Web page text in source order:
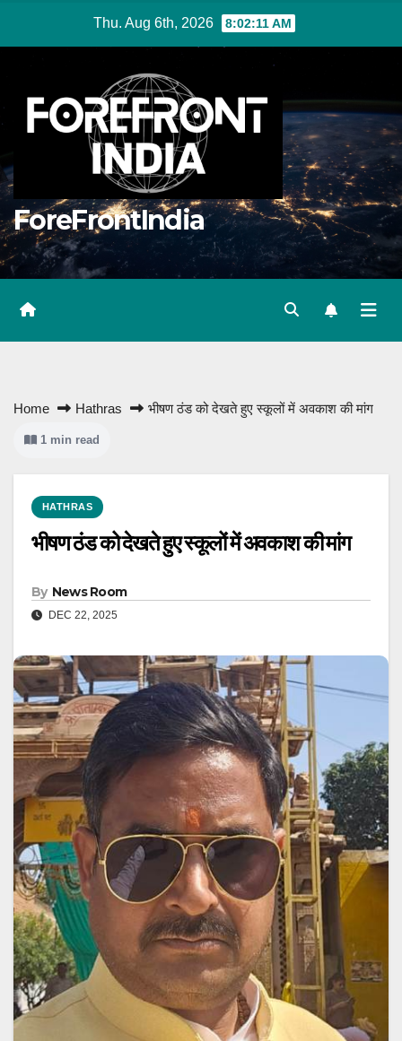
Thu. Aug 6th, 2026 8:02:12 AM
ForeFrontIndia
Home Hathras भीषण ठंड को देखते हुए स्कूलों में अवकाश की मांग
1 min read
HATHRAS
भीषण ठंड को देखते हुए स्कूलों में अवकाश की मांग
By News Room
DEC 22, 2025